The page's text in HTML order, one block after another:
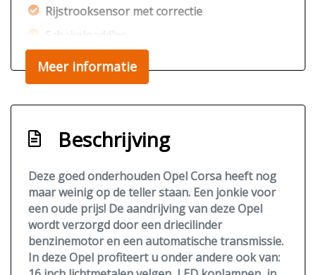
Rijstrooksensor met correctie
Zij airbag(s) voor
Exterieur
Buitenspiegels verwarmbaar
Centrale vergrendeling met
afstandsbediening
Dimlichten automatisch
Led achterlichten
Led dagrijverlichting
Meer informatie
Beschrijving
Deze goed onderhouden Opel Corsa heeft nog
maar weinig op de teller staan. Een jonkie voor
een oude prijs! De aandrijving van deze Opel
wordt verzorgd door een driecilinder
benzinemotor en een automatische transmissie.
In deze Opel profiteert u onder andere ook van: